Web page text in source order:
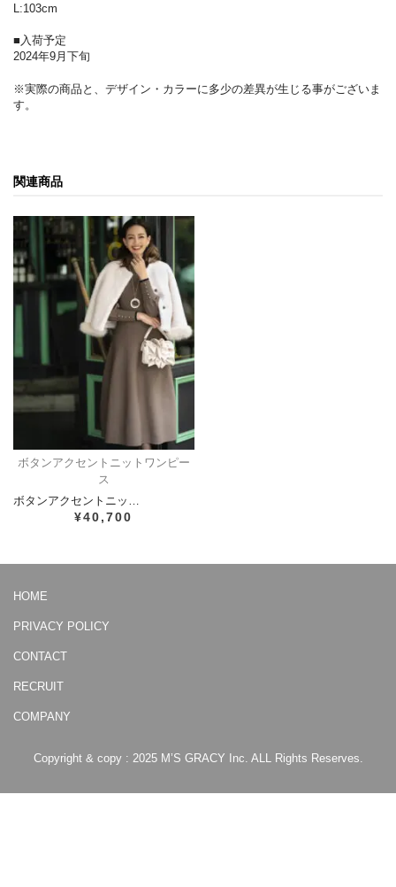
L:103cm
■入荷予定
2024年9月下旬
※実際の商品と、デザイン・カラーに多少の差異が生じる事がございま
す。
関連商品
ボタンアクセントニットワンピー
ス
ボタンアクセントニッ…
¥40,700
HOME
PRIVACY POLICY
CONTACT
RECRUIT
COMPANY
Copyright & copy : 2025 M’S GRACY Inc. ALL Rights Reserves.